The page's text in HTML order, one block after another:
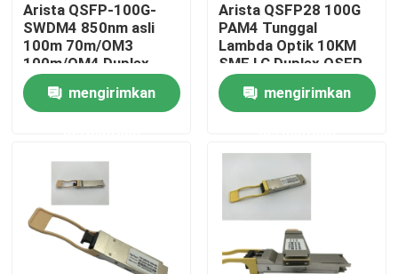
Hubungi kami
Berita
Modul optik 400G/800G
Modul QSFP28 100G
Arista QSFP-100G-
SWDM4 850nm asli
100m 70m/OM3
100m/OM4 Duplex
MMF Transceiver
mengirimkan
Arista QSFP28 100G
PAM4 Tunggal
Lambda Optik 10KM
SMF LC Duplex QSFP-
100G-LR
mengirimkan